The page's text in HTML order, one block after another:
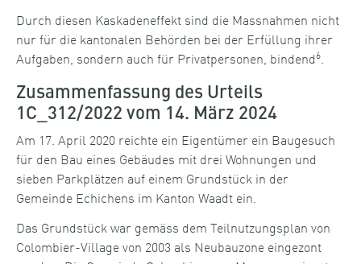
Durch diesen Kaskadeneffekt sind die Massnahmen nicht
nur für die kantonalen Behörden bei der Erfüllung ihrer
Aufgaben, sondern auch für Privatpersonen bindend6
Zusammenfassung des Urteils
1C_312/2022 vom 14. März 2024
Am 17. April 2020 reichte ein Eigentümer ein Baugesuch
für den Bau eines Gebäudes mit drei Wohnungen und
sieben Parkplätzen auf einem Grundstück in der
Gemeinde Echichens im Kanton Waadt ein.
Das Grundstück war gemäss dem Teilnutzungsplan von
Colombier-Village von 2003 als Neubauzone eingezont